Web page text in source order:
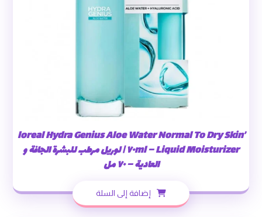
’loreal Hydra Genius Aloe Water Normal To Dry Skin
Liquid Moisturizer – ٧٠ml | لوريل مرطب للبشرة الجافة و
العادية – ٧٠ مل
إضافة إلى السلة